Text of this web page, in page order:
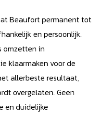
Beaufort permanent tot
en persoonlijk.
omzetten in
klaarmaken voor de
allerbeste resultaat,
overgelaten. Geen
en duidelijke